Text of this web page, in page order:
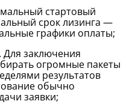
стартовый
срок лизинга —
графики оплаты;
заключения
огромные пакеты
результатов
обычно
заявки;